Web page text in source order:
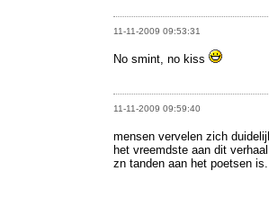
11-11-2009 09:53:31
No smint, no kiss
11-11-2009 09:59:40
mensen vervelen zich
het vreemdste aan dit
zn tanden aan het poetsen